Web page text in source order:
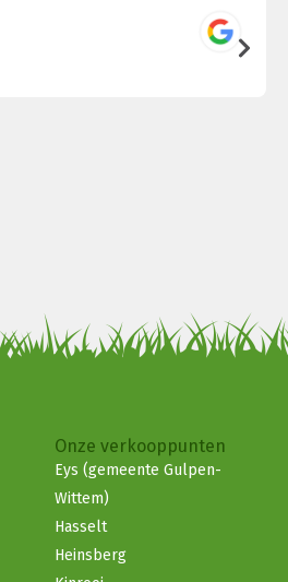
Onze verkooppunten
Eys (gemeente Gulpen-
Wittem)
Hasselt
Heinsberg